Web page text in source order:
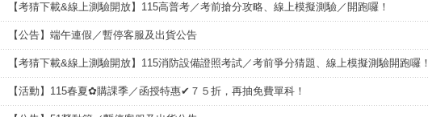
【考猜下載&線上測驗開放】115高普考／考前搶分攻略、線上模擬測驗／開跑囉！
【公告】端午連假／暫停客服及出貨公告
【考猜下載&線上測驗開放】115消防設備證照考試／考前爭分猜題、線上模擬測驗開跑囉！
【活動】115春夏✿購課季／函授特惠✔７５折，再抽免費單科！